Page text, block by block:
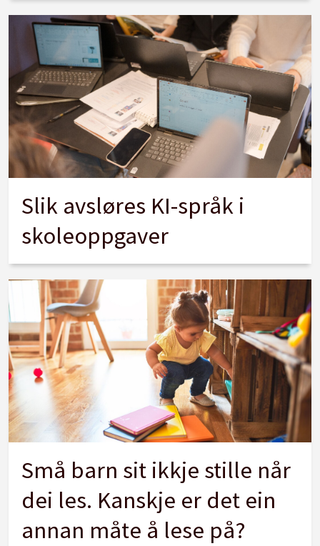
Slik avsløres KI-språk i
skoleoppgaver
Små barn sit ikkje stille når
dei les. Kanskje er det ein
annan måte å lese på?